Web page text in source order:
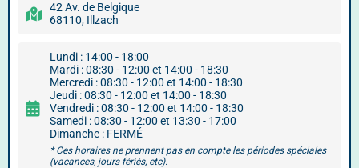
42 Av. de Belgique
68110, Illzach
Lundi : 14:00 - 18:00
Mardi : 08:30 - 12:00 et 14:00 - 18:30
Mercredi : 08:30 - 12:00 et 14:00 - 18:30
Jeudi : 08:30 - 12:00 et 14:00 - 18:30
Vendredi : 08:30 - 12:00 et 14:00 - 18:30
Samedi : 08:30 - 12:00 et 13:30 - 17:00
Dimanche : FERMÉ
* Ces horaires ne prennent pas en compte les périodes spéciales
(vacances, jours fériés, etc).